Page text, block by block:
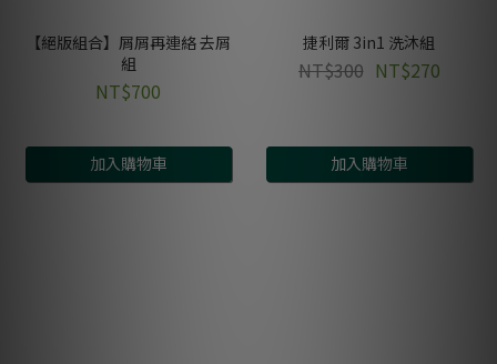
【絕版組合】屑屑再連絡 去屑
組
NT$700
加入購物車
捷利爾 3in1 洗沐組
NT$270
NT$300
加入購物車